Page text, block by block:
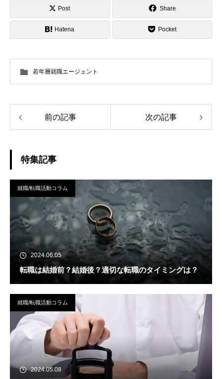
Post Share
Hatena Pocket
若年層就職エージェント
前の記事 次の記事
特集記事
就職/転職活動コラム
2024.06.05
転職は結婚前？結婚後？適切な転職のタイミングは？
就職/転職活動コラム
2024.05.08